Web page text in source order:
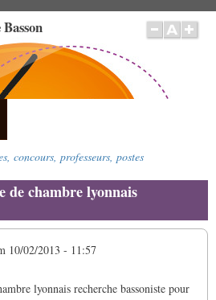
concours, professeurs, postes
de chambre lyonnais
10/02/2013 - 11:57
lyonnais recherche bassoniste pour